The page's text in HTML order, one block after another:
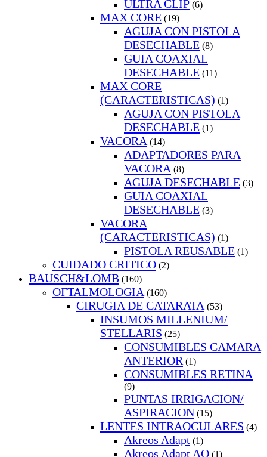
ULTRA CLIP (6)
MAX CORE (19)
AGUJA CON PISTOLA
DESECHABLE (8)
GUIA COAXIAL
DESECHABLE (11)
MAX CORE
(CARACTERISTICAS) (1)
AGUJA CON PISTOLA
DESECHABLE (1)
VACORA (14)
ADAPTADORES PARA
VACORA (8)
AGUJA DESECHABLE (3)
GUIA COAXIAL
DESECHABLE (3)
VACORA
(CARACTERISTICAS) (1)
PISTOLA REUSABLE (1)
CUIDADO CRITICO (2)
BAUSCH&LOMB (160)
OFTALMOLOGIA (160)
CIRUGIA DE CATARATA (53)
INSUMOS MILLENIUM/
STELLARIS (25)
CONSUMIBLES CAMARA
ANTERIOR (1)
CONSUMIBLES RETINA
(9)
PUNTAS IRRIGACION/
ASPIRACION (15)
LENTES INTRAOCULARES (4)
Akreos Adapt (1)
Akreos Adapt AO (1)